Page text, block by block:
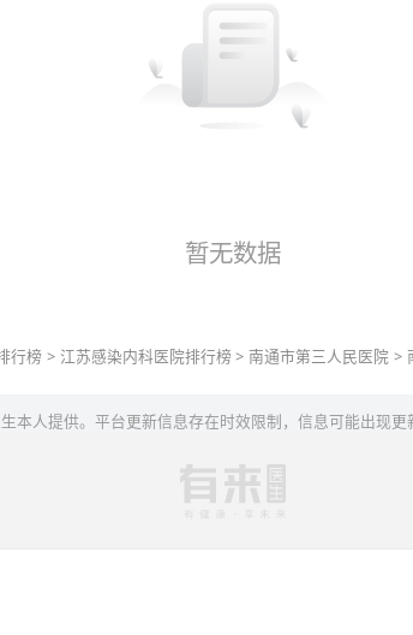
暂无数据
行榜 > 江苏感染内科医院排行榜 > 南通市第三人民医院 >
本人提供。平台更新信息存在时效限制，信息可能出现更